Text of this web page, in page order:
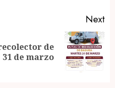
Next
de
de marzo